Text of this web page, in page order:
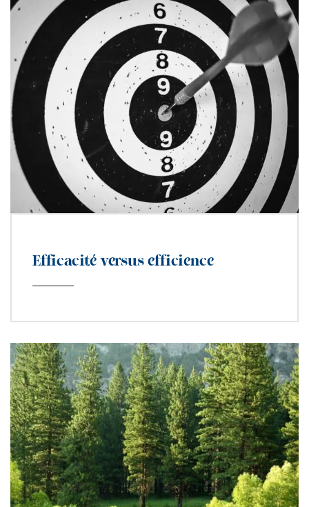
Efficacité versus efficience